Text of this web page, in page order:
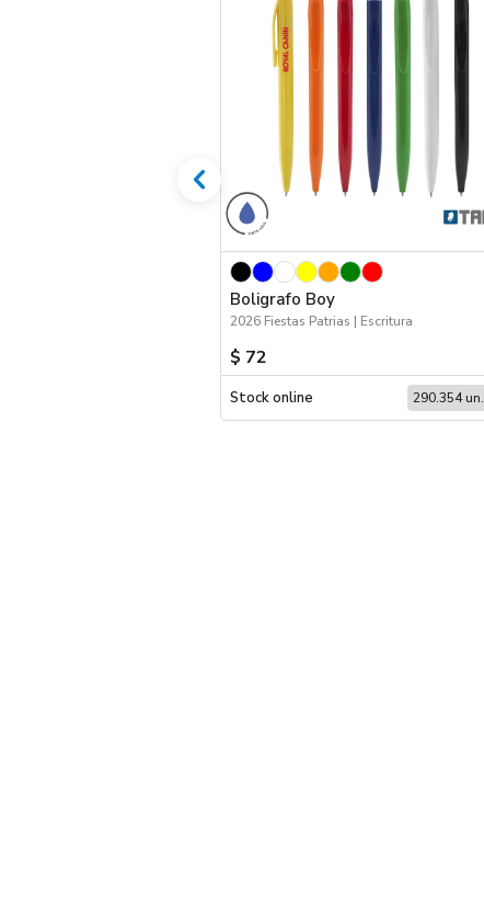
Boligrafo Boy
2026 Fiestas Patrias | Escritura
$ 72
Stock online 290.354 un.